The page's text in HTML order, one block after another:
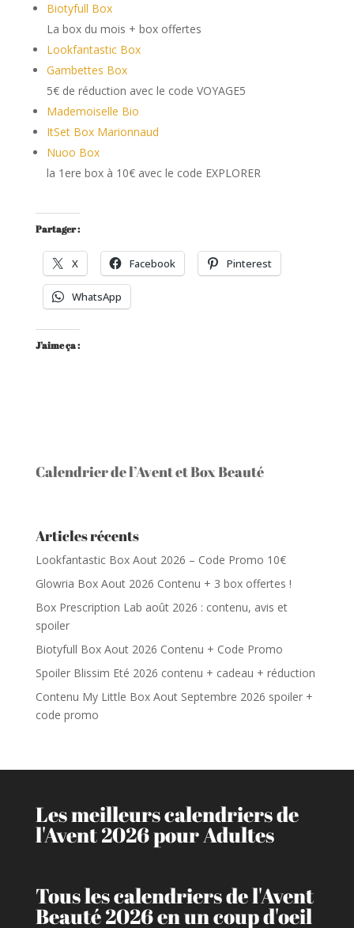
Biotyfull Box
La box du mois + box offertes
Lookfantastic Box
Gambettes Box
5€ de réduction avec le code VOYAGE5
Mademoiselle Bio
ItSet Box Marionnaud
Nuoo Box
la 1ere box à 10€ avec le code EXPLORER
Partager :
X Facebook Pinterest
WhatsApp
J’aime ça :
Calendrier de l’Avent et Box Beauté
Articles récents
Lookfantastic Box Aout 2026 – Code Promo 10€
Glowria Box Aout 2026 Contenu + 3 box offertes !
Box Prescription Lab août 2026 : contenu, avis et
spoiler
Biotyfull Box Aout 2026 Contenu + Code Promo
Spoiler Blissim Eté 2026 contenu + cadeau + réduction
Contenu My Little Box Aout Septembre 2026 spoiler +
code promo
Les meilleurs calendriers de
l'Avent 2026 pour Adultes
Tous les calendriers de l'Avent
Beauté 2026 en un coup d'oeil